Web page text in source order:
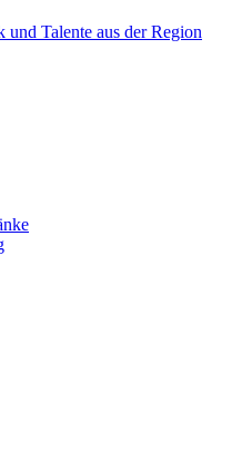
Talente aus der Region